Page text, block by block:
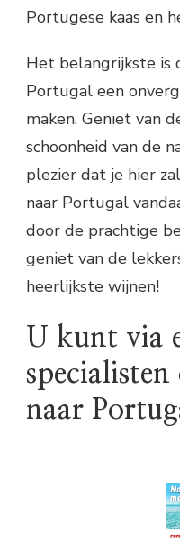
Portugese kaas en
Het belangrijkste is
Portugal een
maken. Geniet van
schoonheid van de
plezier dat je hier
naar Portugal
door de prachtige
geniet van de
heerlijkste wijnen!
U kunt via
naar